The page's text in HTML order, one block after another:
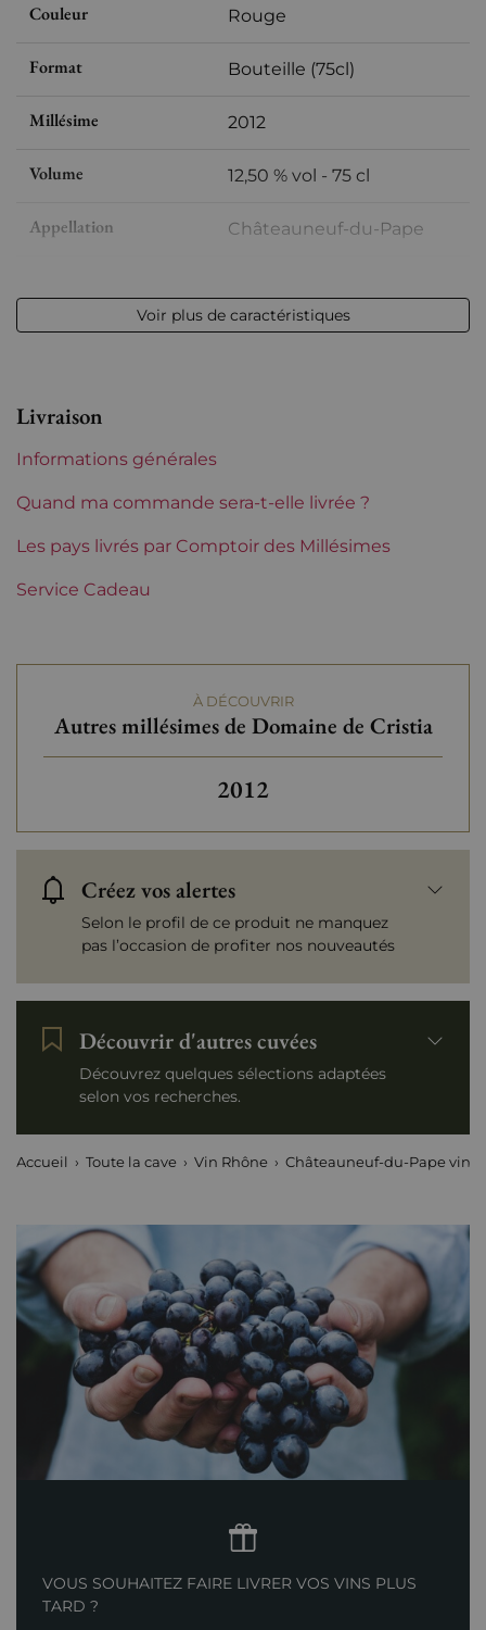
Couleur Rouge
Format Bouteille (75cl)
Millésime 2012
Volume 12,50 % vol - 75 cl
Appellation Châteauneuf-du-Pape
Etiquette Parfaite
Voir plus de caractéristiques
Livraison
Informations générales
Quand ma commande sera-t-elle livrée ?
Les pays livrés par Comptoir des Millésimes
Service Cadeau
À DÉCOUVRIR
Autres millésimes de Domaine de Cristia
Autres millésimes de
2012
Créez vos alertes
Selon le profil de ce produit ne manquez
pas l’occasion de profiter nos nouveautés
Découvrir d'autres cuvées
Découvrez quelques sélections adaptées
selon vos recherches.
Accueil Toute la cave Vin Rhône Châteauneuf-du-Pape vins
VOUS SOUHAITEZ FAIRE LIVRER VOS VINS PLUS
TARD ?